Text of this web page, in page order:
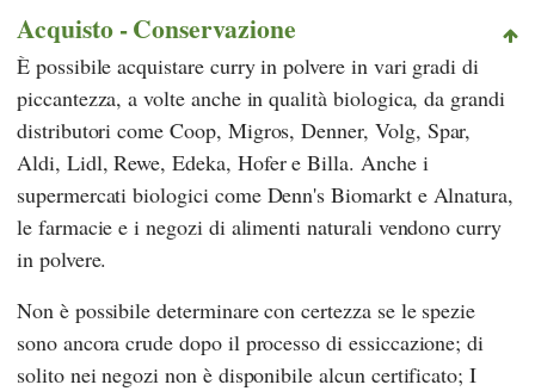
Acquisto - Conservazione
È possibile acquistare curry in polvere in vari gradi di
piccantezza, a volte anche in qualità biologica, da grandi
distributori comeCoop, Migros,Denner, Volg, Spar,
Aldi, Lidl,Rewe,Edeka, HofereBilla. Anche i
supermercati biologici come Denn's Biomarkte Alnatura,
le farmacie e i negozi di alimenti naturali vendono curry
in polvere.
Non è possibile determinare con certezza se le spezie
sono ancora crude dopo il processo di essiccazione; di
solito nei negozi non è disponibile alcun certificato; I